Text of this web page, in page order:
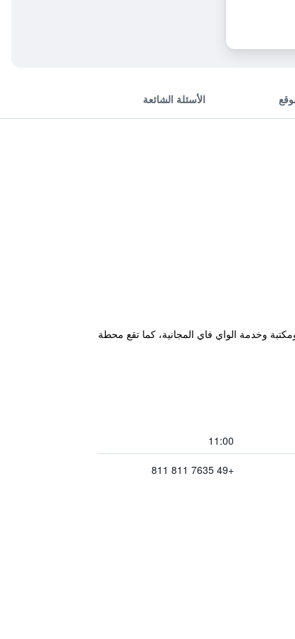
الأسئلة الشائعة
وخدمة الواي فاي المجانية، كما تقع محطة
11:00
+49 7635 811 811